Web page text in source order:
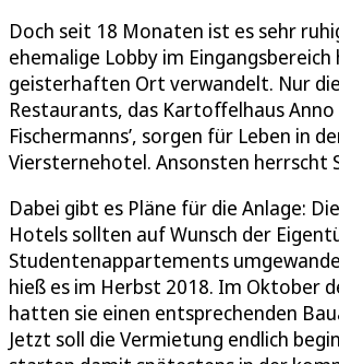
Doch seit 18 Monaten ist es sehr
ehemalige Lobby im Eingangsbereich
geisterhaften Ort verwandelt. Nur
Restaurants, das Kartoffelhaus
Fischermanns’, sorgen für Leben in
Viersternehotel. Ansonsten herrscht
Dabei gibt es Pläne für die Anlage:
Hotels sollten auf Wunsch der
Studentenappartements
hieß es im Herbst 2018. Im Oktober
hatten sie einen entsprechenden
Jetzt soll die Vermietung endlich